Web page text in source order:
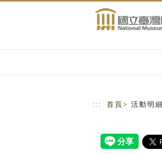
::: 首頁 > 活動明細